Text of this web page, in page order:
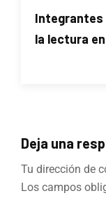
Integrantes
la lectura
Deja una
Tu dirección de
Los campos